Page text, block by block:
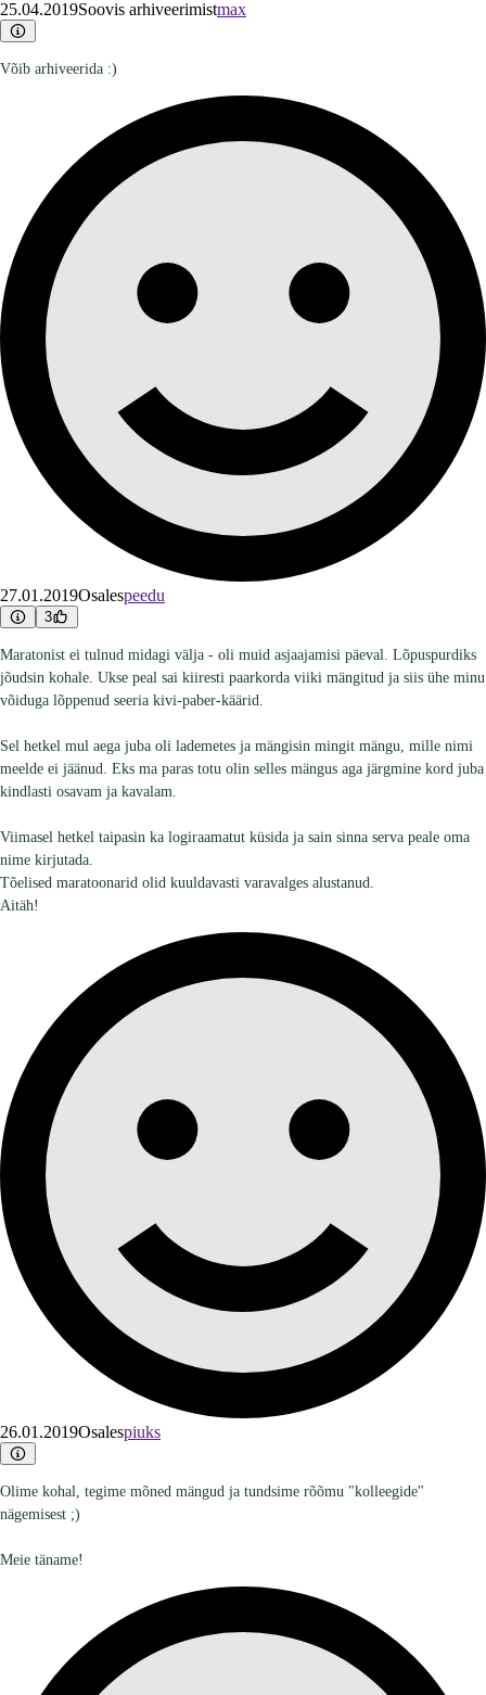
25.04.2019Soovis arhiveerimistmax
Võib arhiveerida :)
27.01.2019Osalespeedu
3
Maratonist ei tulnud midagi välja - oli muid asjaajamisi päeval. Lõpuspurdiks
jõudsin kohale. Ukse peal sai kiiresti paarkorda viiki mängitud ja siis ühe minu
võiduga lõppenud seeria kivi-paber-käärid.
Sel hetkel mul aega juba oli lademetes ja mängisin mingit mängu, mille nimi
meelde ei jäänud. Eks ma paras totu olin selles mängus aga järgmine kord juba
kindlasti osavam ja kavalam.
Viimasel hetkel taipasin ka logiraamatut küsida ja sain sinna serva peale oma
nime kirjutada.
Tõelised maratoonarid olid kuuldavasti varavalges alustanud.
Aitäh!
26.01.2019Osalespiuks
Olime kohal, tegime mõned mängud ja tundsime rõõmu "kolleegide"
nägemisest ;)
Meie täname!